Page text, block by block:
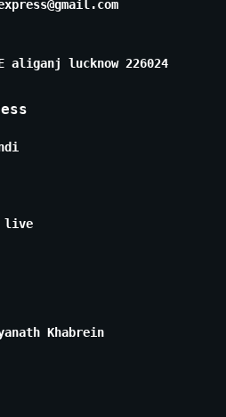
aliganj lucknow 226024
live
Khabrein